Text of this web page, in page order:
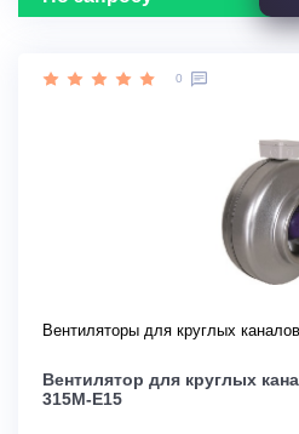
0
Вентиляторы для круглых каналов
Вентилятор для круглых
315M-E15